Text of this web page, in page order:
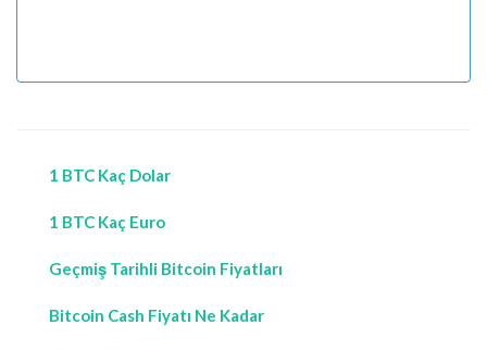
1 BTC Kaç Dolar
1 BTC Kaç Euro
Geçmiş Tarihli Bitcoin Fiyatları
Bitcoin Cash Fiyatı Ne Kadar